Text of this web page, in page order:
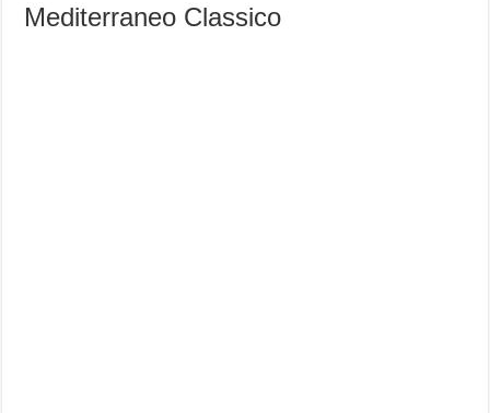
Mediterraneo Classico